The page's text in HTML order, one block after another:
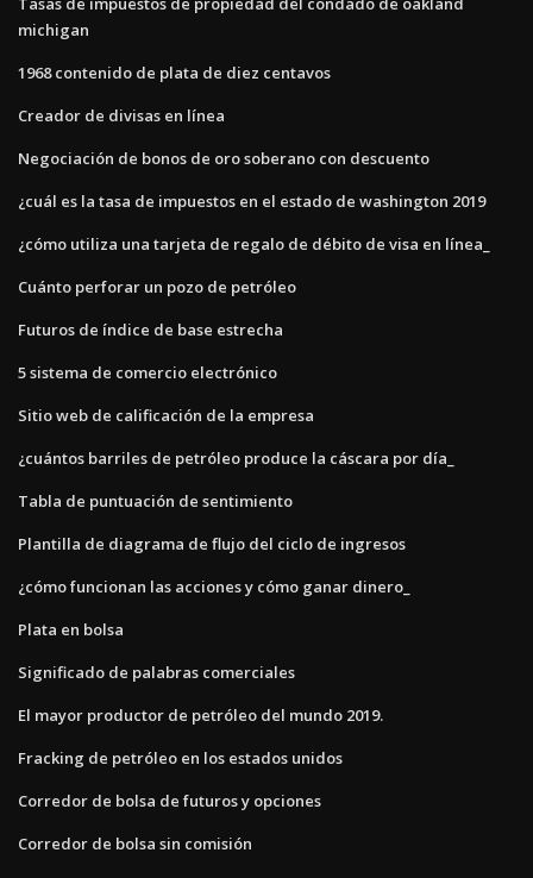
michigan
1968 contenido de plata de diez centavos
Creador de divisas en línea
Negociación de bonos de oro soberano con descuento
¿cuál es la tasa de impuestos en el estado de washington 2019
¿cómo utiliza una tarjeta de regalo de débito de visa en línea_
Cuánto perforar un pozo de petróleo
Futuros de índice de base estrecha
5 sistema de comercio electrónico
Sitio web de calificación de la empresa
¿cuántos barriles de petróleo produce la cáscara por día_
Tabla de puntuación de sentimiento
Plantilla de diagrama de flujo del ciclo de ingresos
¿cómo funcionan las acciones y cómo ganar dinero_
Plata en bolsa
Significado de palabras comerciales
El mayor productor de petróleo del mundo 2019.
Fracking de petróleo en los estados unidos
Corredor de bolsa de futuros y opciones
Corredor de bolsa sin comisión